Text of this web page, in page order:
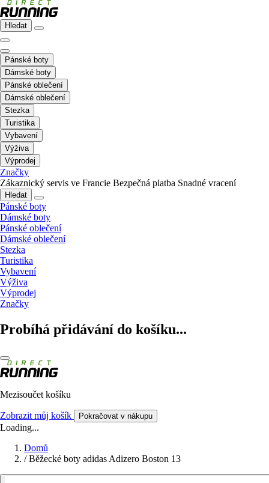
Hledat
Pánské boty
Dámské boty
Pánské oblečení
Dámské oblečení
Stezka
Turistika
Vybavení
Výživa
Výprodej
Značky
Zákaznický servis ve Francie Bezpečná platba Snadné vracení
Hledat
Pánské boty
Dámské boty
Pánské oblečení
Dámské oblečení
Stezka
Turistika
Vybavení
Výživa
Výprodej
Značky
Probíhá přidávání do košíku...
Mezisoučet košíku
Zobrazit můj košík Pokračovat v nákupu
Loading...
Domů
/ Běžecké boty adidas Adizero Boston 13